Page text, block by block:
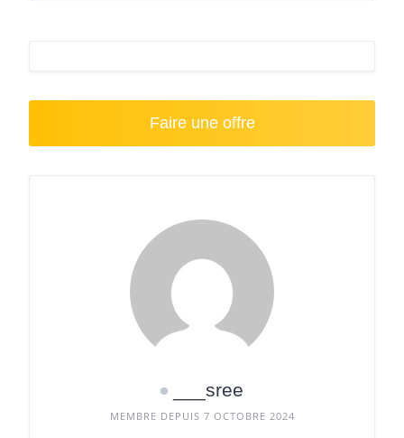
Faire une offre
___sree
MEMBRE DEPUIS 7 OCTOBRE 2024